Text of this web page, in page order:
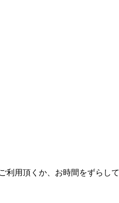
利用頂くか、お時間をずらし